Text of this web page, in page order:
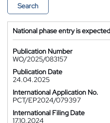
Search
National phase entry is
Publication Number
WO/2025/083157
Publication Date
24.04.2025
International Application No.
PCT/EP2024/079397
International Filing Date
17.10.2024